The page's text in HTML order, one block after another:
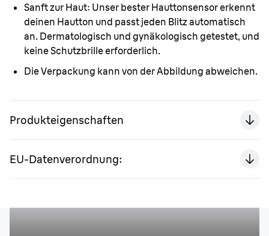
Sanft zur Haut: Unser bester Hauttonsensor erkennt
deinen Hautton und passt jeden Blitz automatisch
an. Dermatologisch und gynäkologisch getestet, und
keine Schutzbrille erforderlich.
Die Verpackung kann von der Abbildung abweichen.
Produkteigenschaften
EU-Datenverordnung: